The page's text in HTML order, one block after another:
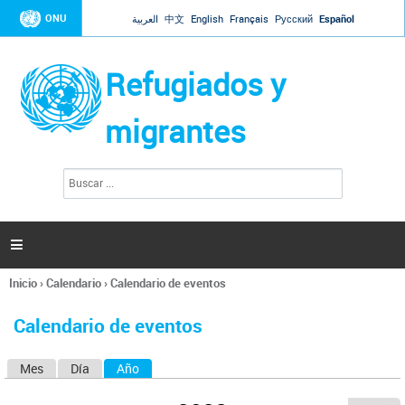
Jump to navigation
ONU العربية 中文 English Français Русский Español
Refugiados y
migrantes
l
s

Se
usted
Inicio›Calendario›Calendario de eventos
Calendario de eventos
Mes Día Año